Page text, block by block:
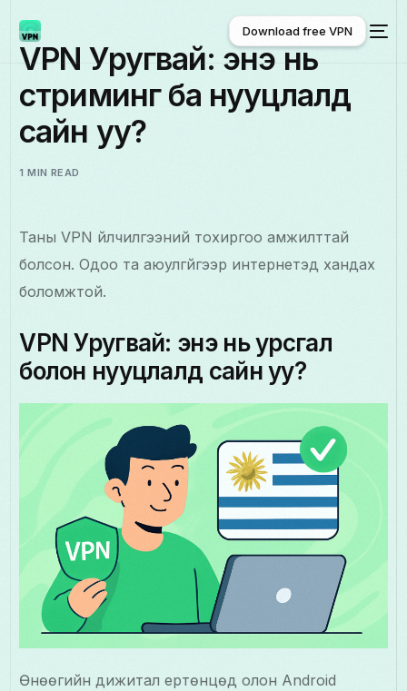
Монгол
Download free VPN
Download free VPN
VPN Уругвай: энэ нь
стриминг ба нууцлалд
сайн уу?
1 MIN READ
Таны VPN үйлчилгээний тохиргоо амжилттай
болсон. Одоо та аюулгүйгээр интернетэд хандах
боломжтой.
VPN Уругвай: энэ нь урсгал
болон нууцлалд сайн уу?
Өнөөгийн дижитал ертөнцөд олон Android